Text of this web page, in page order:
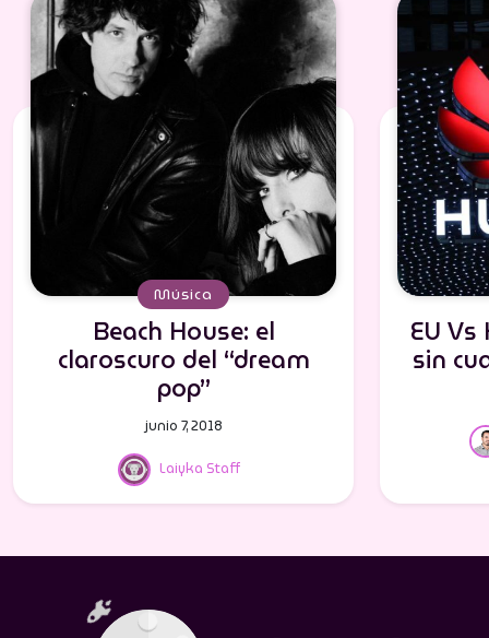
Música
Beach House: el
claroscuro del “dream
pop”
Laiyka Staff
junio 7, 2018
EU
sin